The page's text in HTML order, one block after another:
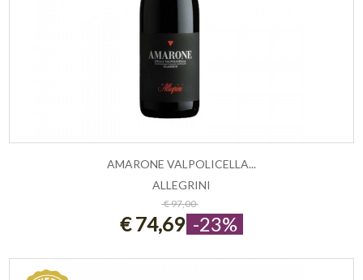
ESAURITO
AMARONE VALPOLICELLA...
ALLEGRINI
€ 97,00
€ 74,69 -23%